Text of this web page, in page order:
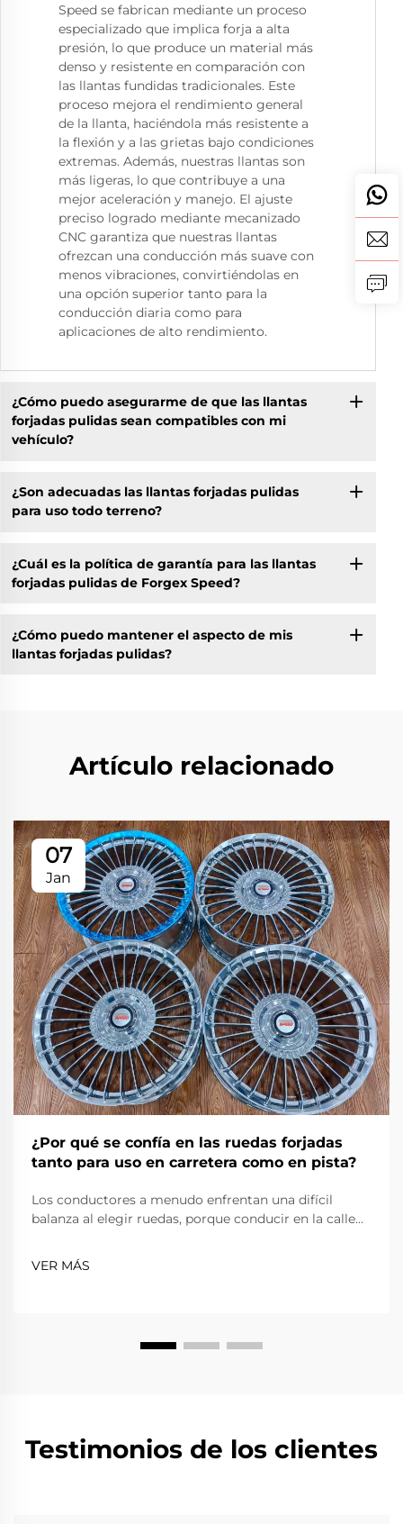
Speed se fabrican mediante un proceso
especializado que implica forja a alta
presión, lo que produce un material más
denso y resistente en comparación con
las llantas fundidas tradicionales. Este
proceso mejora el rendimiento general
de la llanta, haciéndola más resistente a
la flexión y a las grietas bajo condiciones
extremas. Además, nuestras llantas son
más ligeras, lo que contribuye a una
mejor aceleración y manejo. El ajuste
preciso logrado mediante mecanizado
CNC garantiza que nuestras llantas
ofrezcan una conducción más suave con
menos vibraciones, convirtiéndolas en
una opción superior tanto para la
conducción diaria como para
aplicaciones de alto rendimiento.
¿Cómo puedo asegurarme de que las llantas
forjadas pulidas sean compatibles con mi
vehículo?
¿Son adecuadas las llantas forjadas pulidas
para uso todo terreno?
¿Cuál es la política de garantía para las llantas
forjadas pulidas de Forgex Speed?
¿Cómo puedo mantener el aspecto de mis
llantas forjadas pulidas?
Artículo relacionado
07
Jan
¿Por qué se confía en las ruedas forjadas
tanto para uso en carretera como en pista?
Los conductores a menudo enfrentan una difícil
balanza al elegir ruedas, porque conducir en la calle
normas viales, mientras que conducir en una pista
exige extrema ligereza, resistencia y precisión. Las
VER MÁS
Testimonios de los clientes